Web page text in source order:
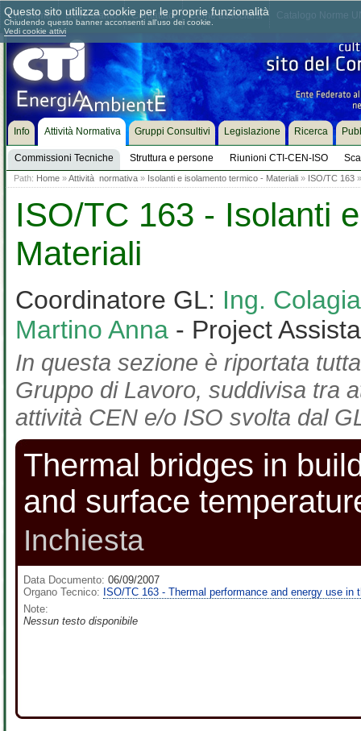
Chi siamo Dove siamo Contattaci Come associarsi
Info Attività Normativa
Commissioni Tecniche Struttura e persone Riunioni CTI-CEN-ISO
Gruppi Consultivi Legislazione Ricerca
Path: Home »Attività normativa » Isolanti e isolamento termico - Materiali » ISO/TC 163
ISO/TC 163 - Isolanti
Materiali
Coordinatore GL: Ing.
Martino Anna - Project
In questa sezione è riportata
Gruppo di Lavoro, suddivisa tra
attività CEN e/o ISO svolta dal
Thermal bridges in
and surface
Inchiesta
Data Documento: 06/09/2007
Organo Tecnico: ISO/TC 163 - Thermal performance and energy use in
Note:
Nessun testo disponibile
Questo sito utilizza cookie per le proprie funzionalità
Chiudendo questo banner acconsenti all'uso dei cookie.
Vedi cookie attivi